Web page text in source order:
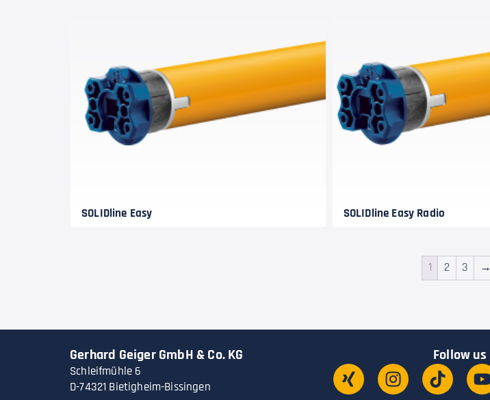
SOLIDline Easy SOLIDline Easy Radio
1 2 3 →
Gerhard Geiger GmbH & Co. KG
Schleifmühle 6
D-74321 Bietigheim-Bissingen
Follow us